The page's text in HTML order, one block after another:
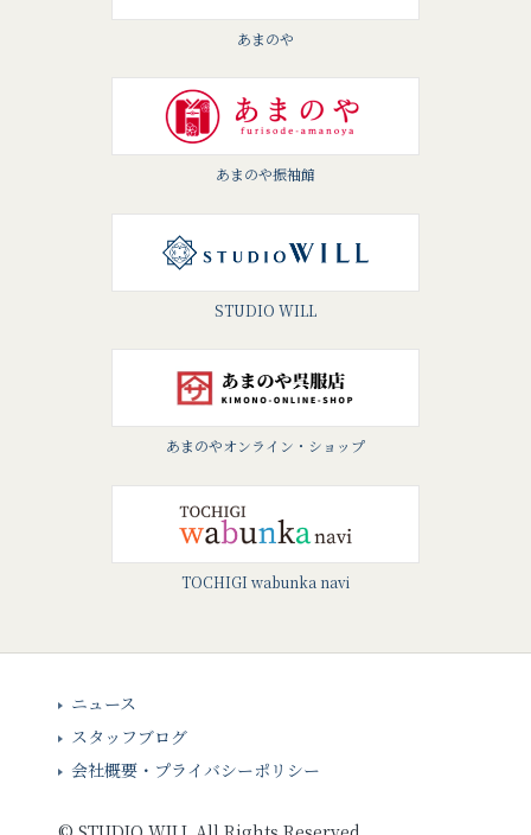
あまのや
あまのや振袖館
STUDIO WILL
あまのやオンライン・ショップ
TOCHIGI wabunka navi
ニュース
スタッフブログ
会社概要・プライバシーポリシー